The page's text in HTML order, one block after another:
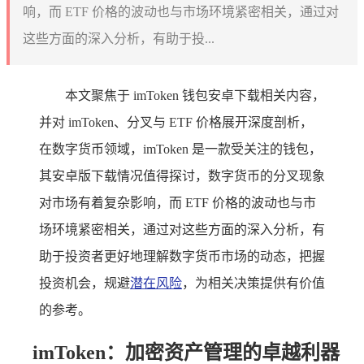
响，而 ETF 价格的波动也与市场环境紧密相关，通过对
这些方面的深入分析，有助于投...
本文聚焦于 imToken 钱包安卓下载相关内容，
并对 imToken、分叉与 ETF 价格展开深度剖析，
在数字货币领域，imToken 是一款受关注的钱包，
其安卓版下载情况值得探讨，数字货币的分叉现象
对市场有着复杂影响，而 ETF 价格的波动也与市
场环境紧密相关，通过对这些方面的深入分析，有
助于投资者更好地理解数字货币市场的动态，把握
投资机会，规避潜在风险，为相关决策提供有价值
的参考。
imToken：加密资产管理的卓越利器